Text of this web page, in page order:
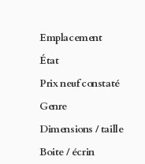
Emplacement
État
Prix neuf constaté
Genre
Dimensions / taille
Boite / écrin